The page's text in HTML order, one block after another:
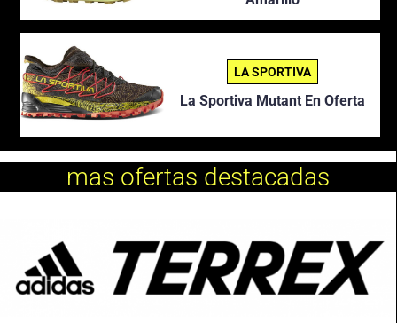
LA SPORTIVA
La Sportiva Mutant En Oferta
mas ofertas destacadas